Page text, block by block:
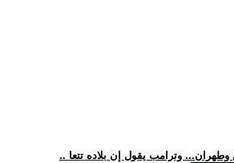
وطهران... وترامب يقول إن بلاده تتعا